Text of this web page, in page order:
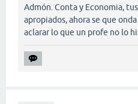
Admón. Conta y Economia,
apropiados, ahora se que
aclarar lo que un profe no lo